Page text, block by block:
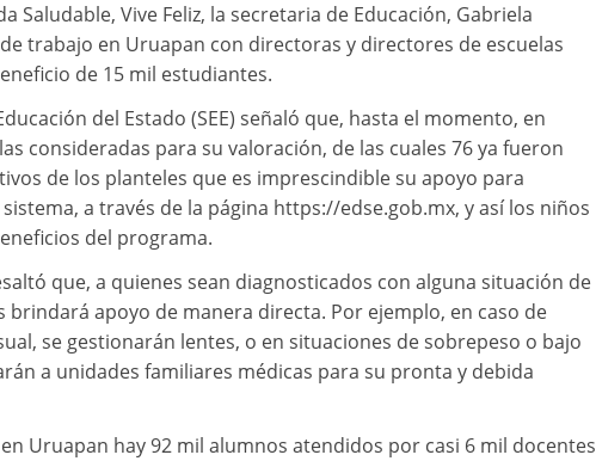
Saludable, Vive Feliz, la secretaria de Educación, Gabriela
trabajo en Uruapan con directoras y directores de escuelas
de 15 mil estudiantes.
del Estado (SEE) señaló que, hasta el momento, en
consideradas para su valoración, de las cuales 76 ya fueron
de los planteles que es imprescindible su apoyo para
a través de la página https://edse.gob.mx, y así los niños
del programa.
que, a quienes sean diagnosticados con alguna situación de
brindará apoyo de manera directa. Por ejemplo, en caso de
se gestionarán lentes, o en situaciones de sobrepeso o bajo
a unidades familiares médicas para su pronta y debida
Uruapan hay 92 mil alumnos atendidos por casi 6 mil docentes